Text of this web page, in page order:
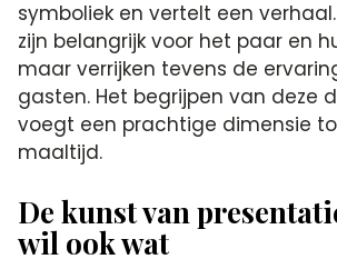
symboliek en vertelt een
zijn belangrijk voor het paar en
maar verrijken tevens de
gasten. Het begrijpen van deze
voegt een prachtige dimensie
maaltijd.
De kunst van
wil ook wat